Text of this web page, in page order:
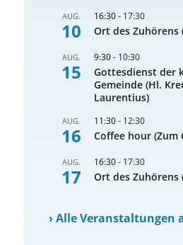
AUG.
10
16:30- 17:30
Ort des Zuhörens
AUG.
15
9:30- 10:30
Gottesdienst der
Gemeinde (Hl.
Laurentius)
AUG.
16
11:30- 12:30
Coffee hour (Zum
AUG.
17
16:30- 17:30
Ort des Zuhörens
›Alle Veranstaltungen